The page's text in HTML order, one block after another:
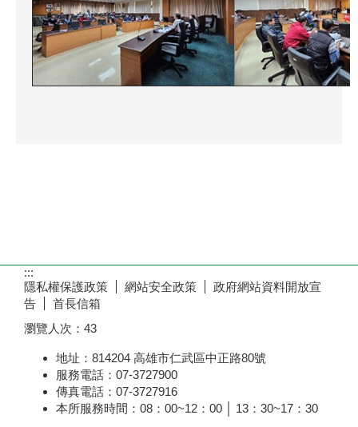
:::
隱私權保護政策
網站安全政策
政府網站資料開放宣
告
首長信箱
瀏覽人次： 43
地址：814204 高雄市仁武區中正路80號
服務電話：07-3727900
傳真電話：07-3727916
本所服務時間：08：00~12：00 │ 13：30~17：30